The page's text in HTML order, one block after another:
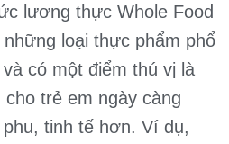
lương thực Whole Food
loại thực phẩm phổ
có một điểm thú vị là
trẻ em ngày càng
tinh tế hơn. Ví dụ,